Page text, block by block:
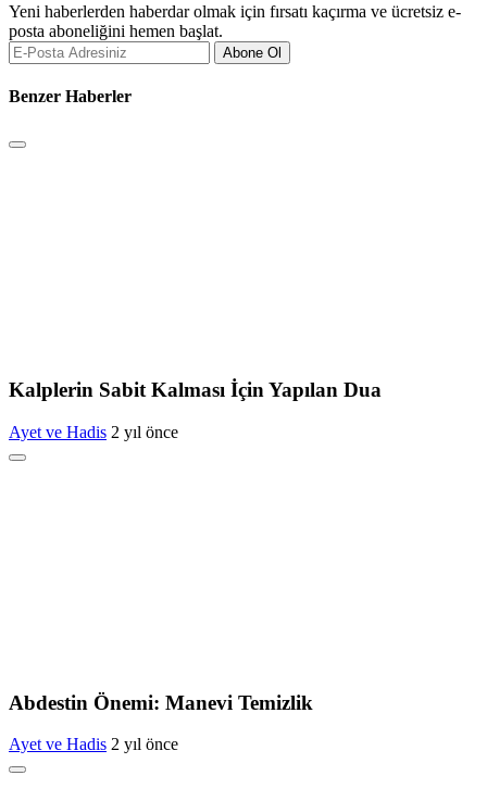
Yeni haberlerden haberdar olmak için fırsatı kaçırma ve ücretsiz e-
posta aboneliğini hemen başlat.
Abone Ol
Benzer Haberler
Kalplerin Sabit Kalması İçin Yapılan Dua
Ayet ve Hadis 2 yıl önce
Abdestin Önemi: Manevi Temizlik
Ayet ve Hadis 2 yıl önce